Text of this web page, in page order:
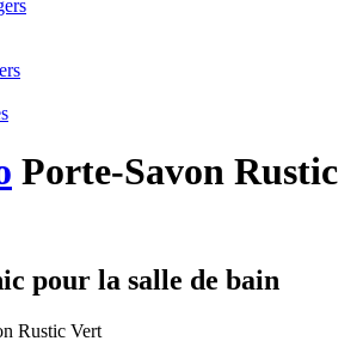
Porte-Savon Rustic
pour la salle de bain
Rustic Vert